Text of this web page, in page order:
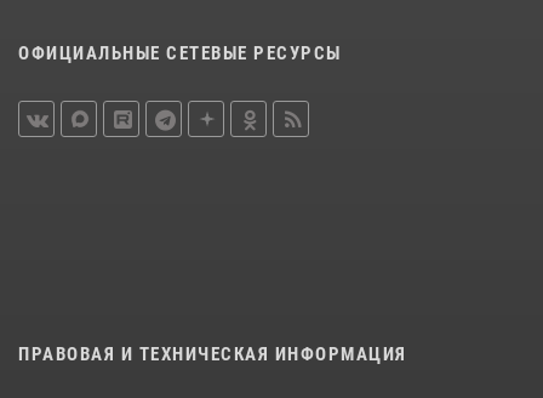
ОФИЦИАЛЬНЫЕ СЕТЕВЫЕ РЕСУРСЫ
ПРАВОВАЯ И ТЕХНИЧЕСКАЯ ИНФОРМАЦИЯ